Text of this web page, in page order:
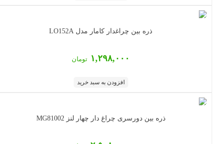
ذره بین چراغدار کامار مدل LO152A
۱,۲۹۸,۰۰۰تومان
افزودن به سبد خرید
ذره بین دورسری چراغ دار چهار لنز MG81002